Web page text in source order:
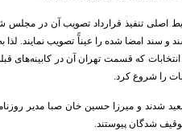
اصلی تنفیذ قرارداد تصویب آن در
و سند امضا شده را عینآً تصویب نمایند.
که قسمت تهران آن در کابینه‌های
را شروع کرد.
شدند و میرزا حسین خان صبا مدیر
شدگان پیوستند.